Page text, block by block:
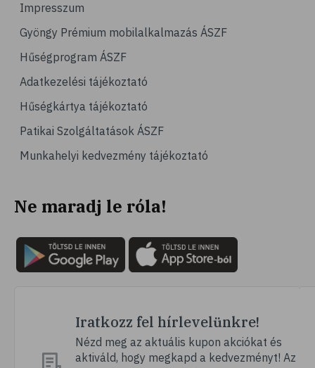
Impresszum
Gyöngy Prémium mobilalkalmazás ÁSZF
Hűségprogram ÁSZF
Adatkezelési tájékoztató
Hűségkártya tájékoztató
Patikai Szolgáltatások ÁSZF
Munkahelyi kedvezmény tájékoztató
Ne maradj le róla!
Iratkozz fel hírlevelünkre!
Nézd meg az aktuális kupon akciókat és
aktiváld, hogy megkapd a kedvezményt! Az